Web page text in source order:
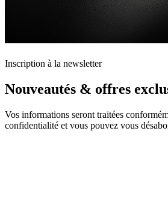
Inscription à la newsletter
Nouveautés & offres
Vos informations seront traitées
confidentialité et vous pouvez vous